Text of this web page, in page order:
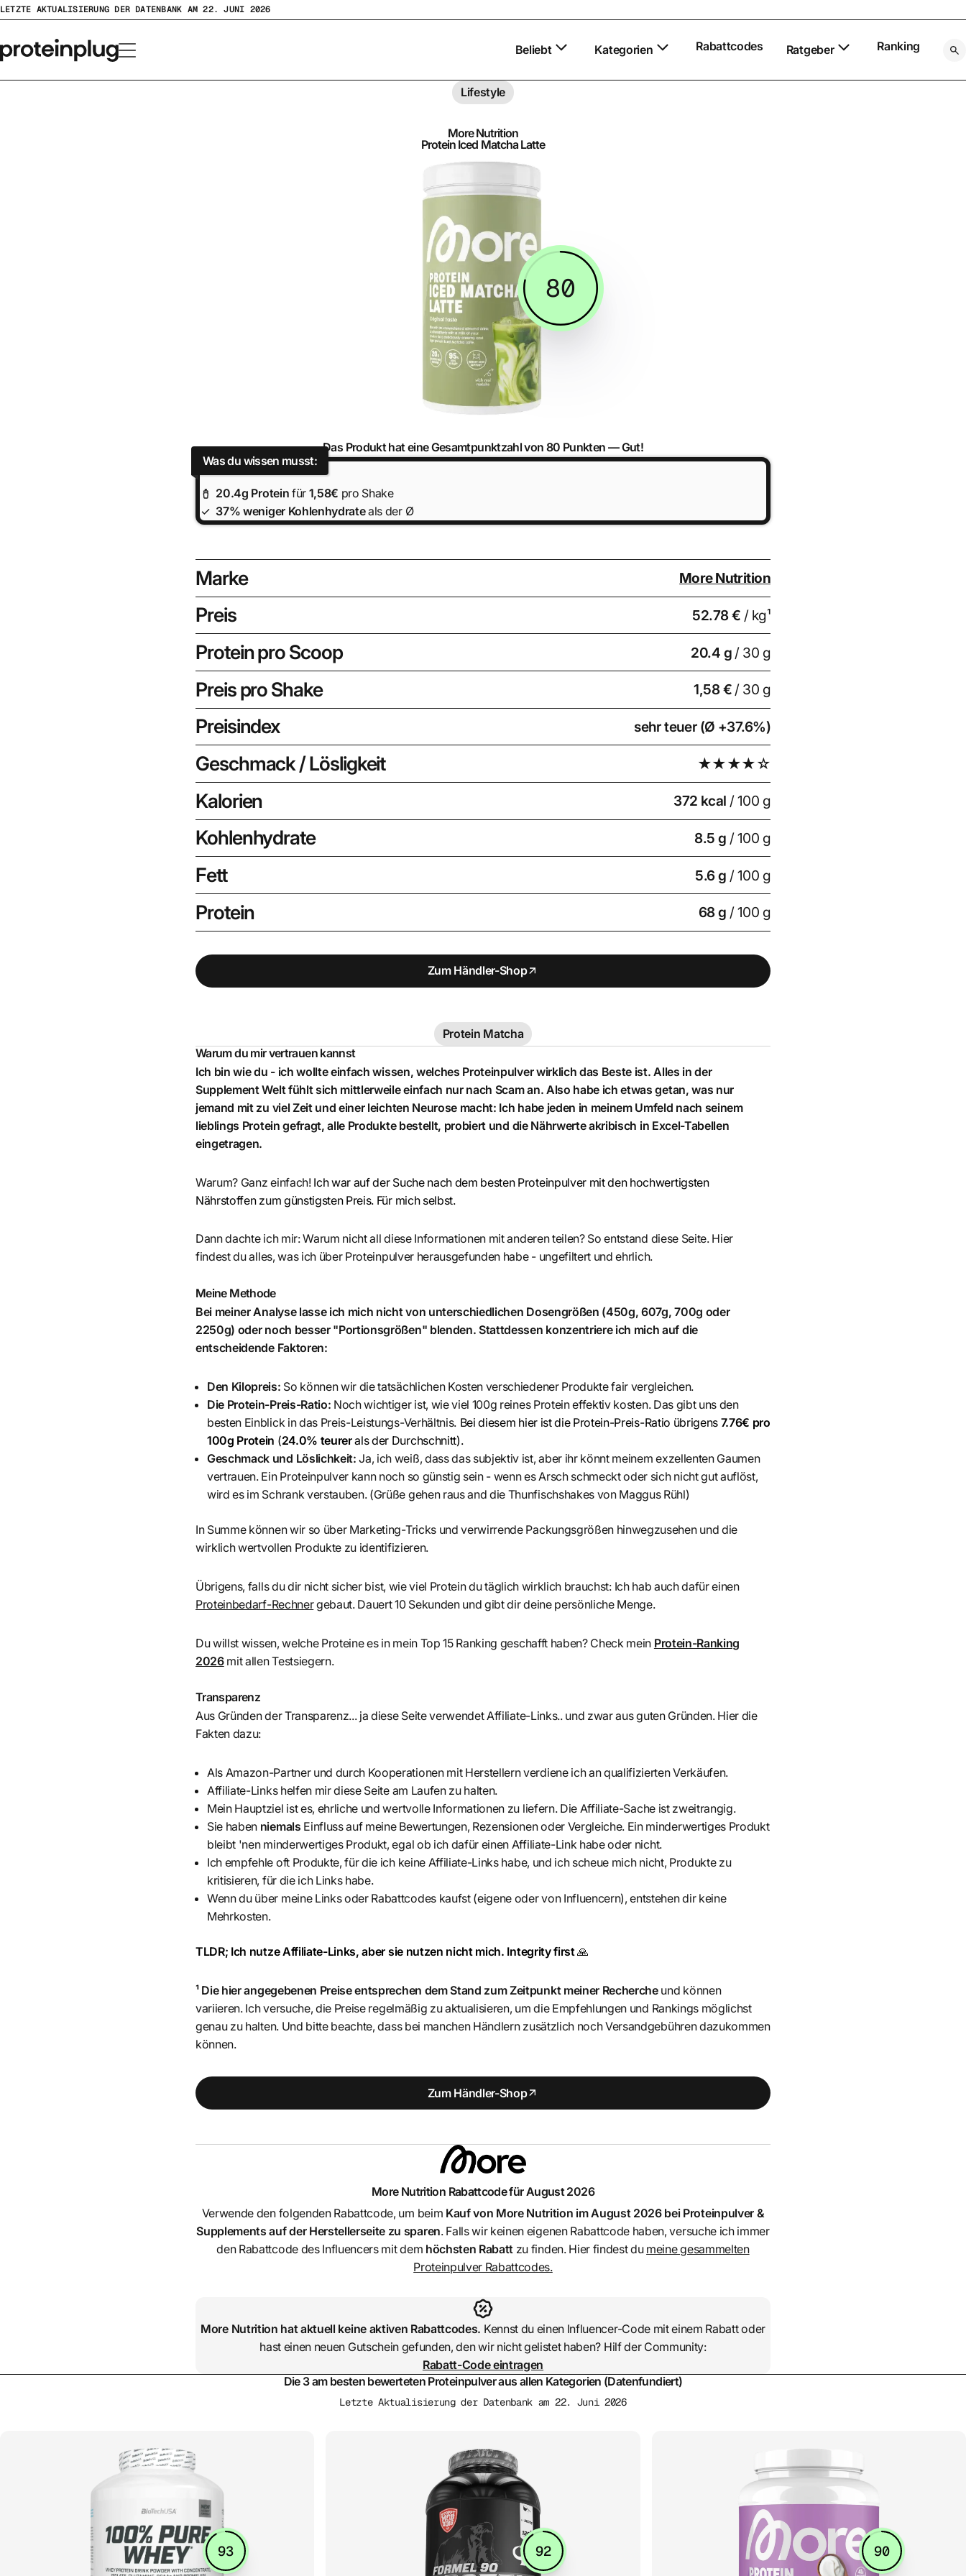
Zum
springen
LETZTE AKTUALISIERUNG DER DATENBANK AM 22. JUNI 2026
Beliebt Kategorien Rabattcodes Ratgeber Ranking
Lifestyle
More Nutrition
Protein Iced Matcha Latte
80
Das Produkt hat eine Gesamtpunktzahl von 80 Punkten —Gut!
Was du wissen musst:
20.4g Protein für 1,58€ pro Shake
37% weniger Kohlenhydrateals der Ø
Marke More Nutrition
Preis 52.78 € / kg¹
Protein pro Scoop 20.4 g / 30 g
Preis pro Shake 1,58 € / 30 g
Preisindex sehr teuer (Ø +37.6%)
Geschmack / Lösligkeit ★★★★☆
Kalorien 372 kcal / 100 g
Kohlenhydrate 8.5 g / 100 g
Fett 5.6 g / 100 g
Protein 68 g / 100 g
Zum Händler-Shop
Protein Matcha
Warum du mir vertrauen kannst
Ich bin wie du - ich wollte einfach wissen, welches Proteinpulver wirklich das Beste ist. Alles in der
Supplement Welt fühlt sich mittlerweile einfach nur nach Scam an. Also habe ich etwas getan, was nur
jemand mit zu viel Zeit und einer leichten Neurose macht: Ich habe jeden in meinem Umfeld nach seinem
lieblings Protein gefragt, alle Produkte bestellt, probiert und die Nährwerte akribisch in Excel-Tabellen
eingetragen.
Warum? Ganz einfach! Ich war auf der Suche nach dem besten Proteinpulver mit den hochwertigsten
Nährstoffen zum günstigsten Preis. Für mich selbst.
Dann dachte ich mir: Warum nicht all diese Informationen mit anderen teilen? So entstand diese Seite. Hier
findest du alles, was ich über Proteinpulver herausgefunden habe - ungefiltert und ehrlich.
Meine Methode
Bei meiner Analyse lasse ich mich nicht von unterschiedlichen Dosengrößen (450g, 607g, 700g oder
2250g) oder noch besser "Portionsgrößen" blenden. Stattdessen konzentriere ich mich auf die
entscheidende Faktoren:
Den Kilopreis: So können wir die tatsächlichen Kosten verschiedener Produkte fair vergleichen.
Die Protein-Preis-Ratio: Noch wichtiger ist, wie viel 100g reines Protein effektiv kosten. Das gibt uns den
besten Einblick in das Preis-Leistungs-Verhältnis. Bei diesem hier ist die Protein-Preis-Ratio übrigens 7.76€ pro
100g Protein (24.0% teurerals der Durchschnitt).
Geschmack und Löslichkeit: Ja, ich weiß, dass das subjektiv ist, aber ihr könnt meinem exzellenten Gaumen
vertrauen. Ein Proteinpulver kann noch so günstig sein - wenn es Arsch schmeckt oder sich nicht gut auflöst,
wird es im Schrank verstauben. (Grüße gehen raus and die Thunfischshakes von Maggus Rühl)
In Summe können wir so über Marketing-Tricks und verwirrende Packungsgrößen hinwegzusehen und die
wirklich wertvollen Produkte zu identifizieren.
Übrigens, falls du dir nicht sicher bist, wie viel Protein du täglich wirklich brauchst: Ich hab auch dafür einen
Proteinbedarf-Rechnergebaut. Dauert 10 Sekunden und gibt dir deine persönliche Menge.
Du willst wissen, welche Proteine es in mein Top 15 Ranking geschafft haben? Check mein Protein-Ranking
2026mit allen Testsiegern.
Transparenz
Aus Gründen der Transparenz... ja diese Seite verwendet Affiliate-Links.. und zwar aus guten Gründen. Hier die
Fakten dazu:
Als Amazon-Partner und durch Kooperationen mit Herstellern verdiene ich an qualifizierten Verkäufen.
Affiliate-Links helfen mir diese Seite am Laufen zu halten.
Mein Hauptziel ist es, ehrliche und wertvolle Informationen zu liefern. Die Affiliate-Sache ist zweitrangig.
Sie haben niemals Einfluss auf meine Bewertungen, Rezensionen oder Vergleiche. Ein minderwertiges Produkt
bleibt 'nen minderwertiges Produkt, egal ob ich dafür einen Affiliate-Link habe oder nicht.
Ich empfehle oft Produkte, für die ich keine Affiliate-Links habe, und ich scheue mich nicht, Produkte zu
kritisieren, für die ich Links habe.
Wenn du über meine Links oder Rabattcodes kaufst (eigene oder von Influencern), entstehen dir keine
Mehrkosten.
TLDR; Ich nutze Affiliate-Links, aber sie nutzen nicht mich. Integrity first🙏
¹ Die hier angegebenen Preise entsprechen dem Stand zum Zeitpunkt meiner Rechercheund können
variieren. Ich versuche, die Preise regelmäßig zu aktualisieren, um die Empfehlungen und Rankings möglichst
genau zu halten. Und bitte beachte, dass bei manchen Händlern zusätzlich noch Versandgebühren dazukommen
können.
Zum Händler-Shop
More Nutrition Rabattcode für August 2026
Verwende den folgenden Rabattcode, um beim Kauf von More Nutrition im August 2026 bei Proteinpulver &
Supplements auf der Herstellerseite zu sparen. Falls wir keinen eigenen Rabattcode haben, versuche ich immer
den Rabattcode des Influencers mit dem höchsten Rabatt zu finden. Hier findest du meine gesammelten
Proteinpulver Rabattcodes.
More Nutrition hat aktuell keine aktiven Rabattcodes. Kennst du einen Influencer-Code mit einem Rabatt oder
hast einen neuen Gutschein gefunden, den wir nicht gelistet haben? Hilf der Community:
Rabatt-Code eintragen
Die 3 am besten bewerteten Proteinpulver aus allen Kategorien (Datenfundiert)
Letzte Aktualisierung der Datenbank am 22. Juni 2026
93 92 90